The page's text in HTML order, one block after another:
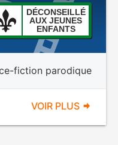
DÉCONSEILLÉ
AUX JEUNES
ENFANTS
fiction parodique
VOIR PLUS